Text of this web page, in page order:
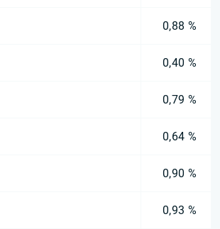
0,88 %
0,40 %
0,79 %
0,64 %
0,90 %
0,93 %